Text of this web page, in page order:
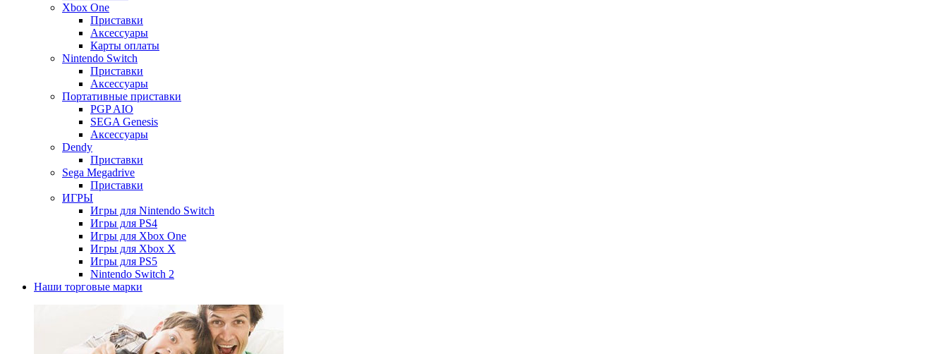
Xbox One
Приставки
Аксессуары
Карты оплаты
Nintendo Switch
Приставки
Аксессуары
Портативные приставки
PGP AIO
SEGA Genesis
Аксессуары
Dendy
Приставки
Sega Megadrive
Приставки
ИГРЫ
Игры для Nintendo Switch
Игры для PS4
Игры для Xbox One
Игры для Xbox X
Игры для PS5
Nintendo Switch 2
Наши торговые марки